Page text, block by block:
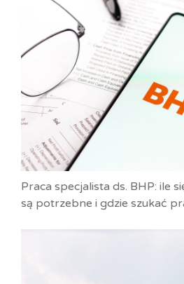
Praca specjalista ds. BHP: ile
są potrzebne i gdzie szukać